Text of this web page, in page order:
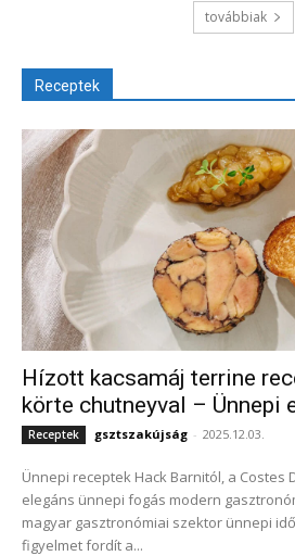
továbbiak
Receptek
Hízott kacsamáj terrine
körte chutneyval – Ünnepi
Receptek gsztszakújság - 2025.12.03.
Ünnepi receptek Hack Barnitól, a Costes
elegáns ünnepi fogás modern
magyar gasztronómiai szektor ünnepi
figyelmet fordít a...